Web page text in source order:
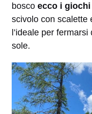
bosco ecco i
scivolo con scalette
l’ideale per
sole.